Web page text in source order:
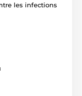
les infections